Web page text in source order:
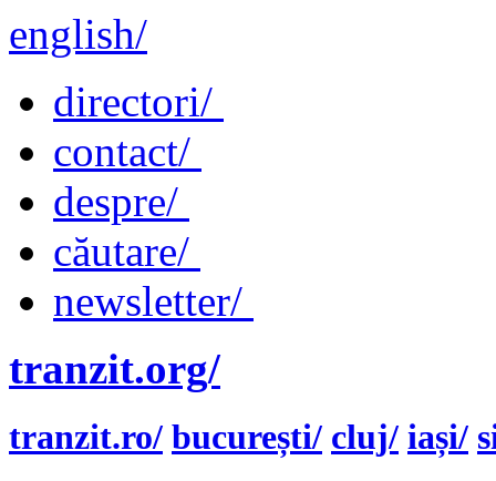
english/
directori/
contact/
despre/
căutare/
newsletter/
tranzit.org/
tranzit.ro/ bucurești/ cluj/ iași/